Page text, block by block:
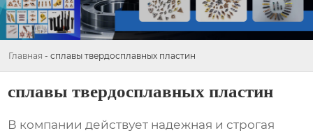
Главная - сплавы твердосплавных пластин
сплавы твердосплавных пластин
В компании действует надежная и строгая